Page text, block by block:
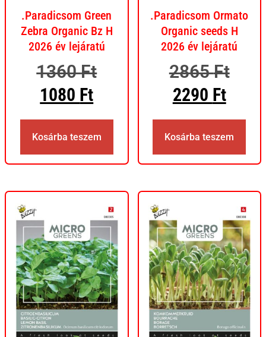
.Paradicsom Green
Zebra Organic Bz H
2026 év lejáratú
1360Ft
1080 Ft
Kosárba teszem
.Paradicsom Ormato
Organic seeds H
2026 év lejáratú
2865Ft
2290 Ft
Kosárba teszem